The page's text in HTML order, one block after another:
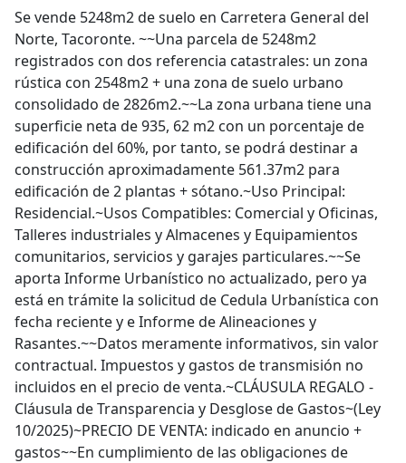
Se vende 5248m2 de suelo en Carretera General del
Norte, Tacoronte. ~~Una parcela de 5248m2
registrados con dos referencia catastrales: un zona
rústica con 2548m2 + una zona de suelo urbano
consolidado de 2826m2.~~La zona urbana tiene una
superficie neta de 935, 62 m2 con un porcentaje de
edificación del 60%, por tanto, se podrá destinar a
construcción aproximadamente 561.37m2 para
edificación de 2 plantas + sótano.~Uso Principal:
Residencial.~Usos Compatibles: Comercial y Oficinas,
Talleres industriales y Almacenes y Equipamientos
comunitarios, servicios y garajes particulares.~~Se
aporta Informe Urbanístico no actualizado, pero ya
está en trámite la solicitud de Cedula Urbanística con
fecha reciente y e Informe de Alineaciones y
Rasantes.~~Datos meramente informativos, sin valor
contractual. Impuestos y gastos de transmisión no
incluidos en el precio de venta.~CLÁUSULA REGALO -
Cláusula de Transparencia y Desglose de Gastos~(Ley
10/2025)~PRECIO DE VENTA: indicado en anuncio +
gastos~~En cumplimiento de las obligaciones de